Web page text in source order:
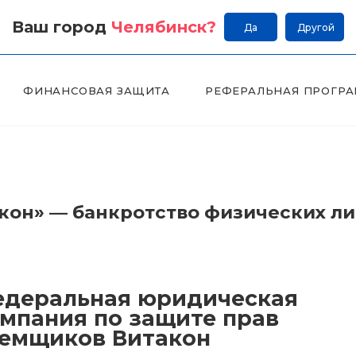
Ваш город Челябинск? Да Другой
ФИНАНСОВАЯ ЗАЩИТА РЕФЕРАЛЬНАЯ
— банкротство физических
юридическая
по защите прав
Витакон